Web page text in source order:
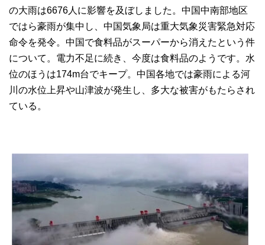
の大雨は6676人に影響を及ぼしました。中国中南部地区
ではら豪雨が集中し、中国気象局は重大気象災害緊急対応
命令を発令。中国で食料品がスーパーから消えたという件
について。電力不足に続き、今度は食料品のようです。水
位のほうは174m台でキープ。中国各地では豪雨による河
川の水位上昇や山津波が発生し、多大な被害がもたらされ
ている。